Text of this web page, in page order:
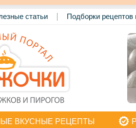
статьи Подборки рецептов
ВКУСНЫЕ РЕЦЕПТЫ